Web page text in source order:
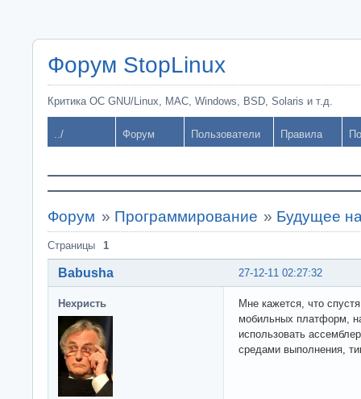
Форум StopLinux
Критика ОС GNU/Linux, MAC, Windows, BSD, Solaris и т.д.
../ Форум Пользователи Правила
Форум » Программирование » Будущее
Страницы 1
27-12-11 02:27:32
Babusha
Нехристь
Мне кажется, что
мобильных платформ,
использовать
средами выполнения,